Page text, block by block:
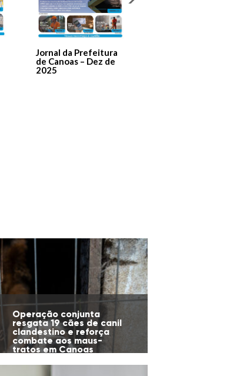
Jornal da Prefeitura
de Canoas – Dez de
2025
Operação conjunta
resgata 19 cães de canil
clandestino e reforça
combate aos maus-
tratos em Canoas